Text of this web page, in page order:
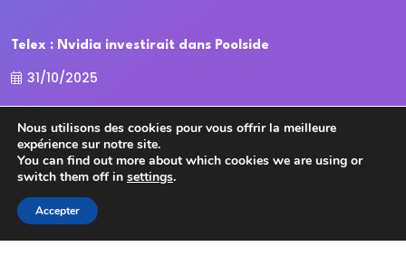
Telex : Nvidia investirait dans Poolside
31/10/2025
La Cour des comptes recadre la
31/10/2025
Nous utilisons des cookies pour vous offrir la meilleure
expérience sur notre site.
You can find out more about which cookies we are using or
switch them off in settings.
Accepter